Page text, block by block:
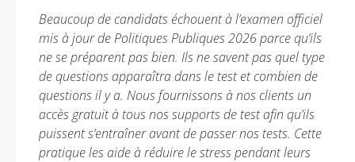
Beaucoup de candidats échouent à l’examen officiel
mis à jour de Politiques Publiques 2026 parce qu’ils
ne se préparent pas bien. Ils ne savent pas quel type
de questions apparaîtra dans le test et combien de
questions il y a. Nous fournissons à nos clients un
accès gratuit à tous nos supports de test afin qu’ils
puissent s’entraîner avant de passer nos tests. Cette
pratique les aide à réduire le stress pendant leurs